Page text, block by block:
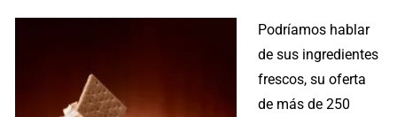
Podríamos hablar
de sus ingredientes
frescos, su oferta
de más de 250